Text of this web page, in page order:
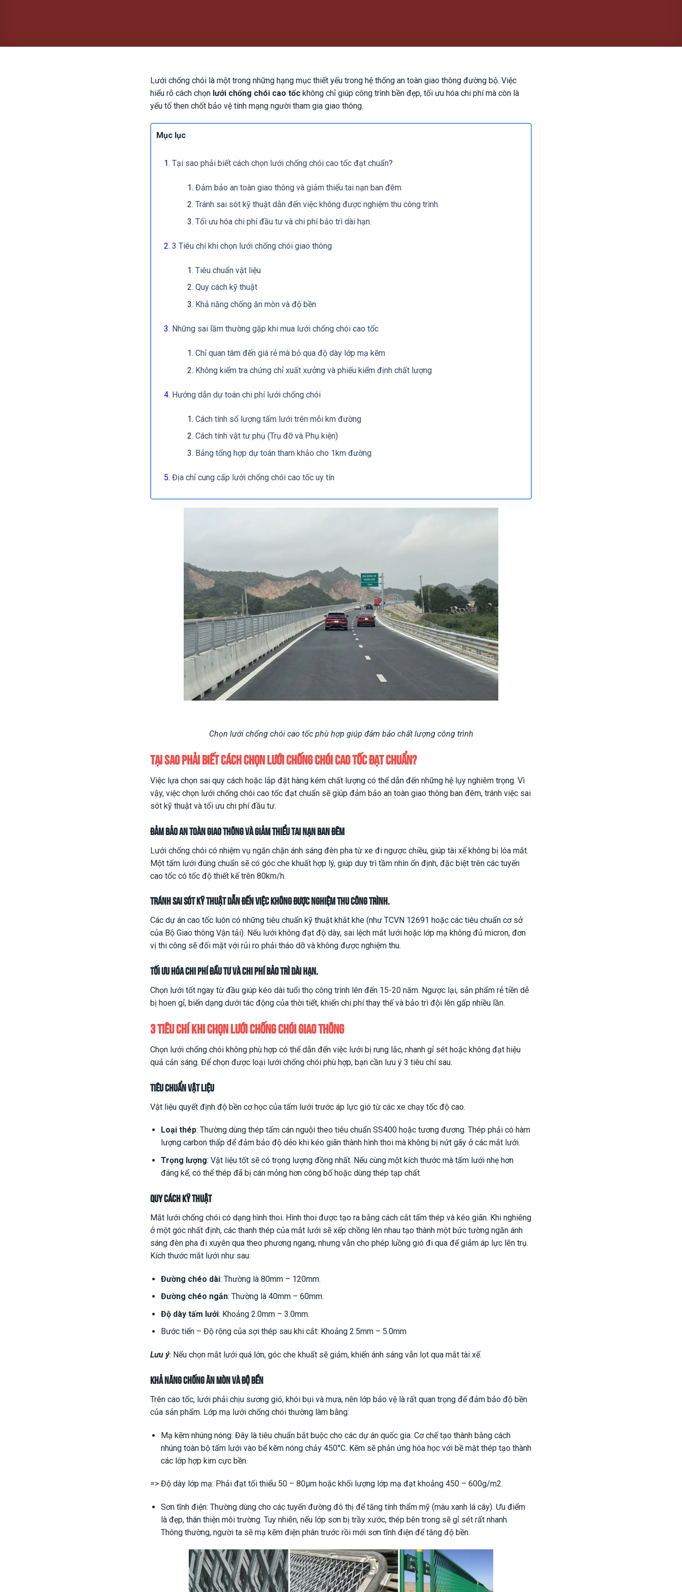
Lưới chống chói là một trong những hạng mục thiết yếu trong hệ thống an toàn giao thông đường bộ. Việc
hiểu rõ cách chọn lưới chống chói cao tốc không chỉ giúp công trình bền đẹp, tối ưu hóa chi phí mà còn là
yếu tố then chốt bảo vệ tính mạng người tham gia giao thông.
Mục lục
Tại sao phải biết cách chọn lưới chống chói cao tốc đạt chuẩn?
Đảm bảo an toàn giao thông và giảm thiểu tai nạn ban đêm
Tránh sai sót kỹ thuật dẫn đến việc không được nghiệm thu công trình.
Tối ưu hóa chi phí đầu tư và chi phí bảo trì dài hạn.
3 Tiêu chí khi chọn lưới chống chói giao thông
Tiêu chuẩn vật liệu
Quy cách kỹ thuật
Khả năng chống ăn mòn và độ bền
Những sai lầm thường gặp khi mua lưới chống chói cao tốc
Chỉ quan tâm đến giá rẻ mà bỏ qua độ dày lớp mạ kẽm
Không kiểm tra chứng chỉ xuất xưởng và phiếu kiểm định chất lượng
Hướng dẫn dự toán chi phí lưới chống chói
Cách tính số lượng tấm lưới trên mỗi km đường
Cách tính vật tư phụ (Trụ đỡ và Phụ kiện)
Bảng tổng hợp dự toán tham khảo cho 1km đường
Địa chỉ cung cấp lưới chống chói cao tốc uy tín
Chọn lưới chống chói cao tốc phù hợp giúp đảm bảo chất lượng công trình
Tại sao phải biết cách chọn lưới chống chói cao tốc đạt chuẩn?
Việc lựa chọn sai quy cách hoặc lắp đặt hàng kém chất lượng có thể dẫn đến những hệ lụy nghiêm trọng. Vì
vậy, việc chọn lưới chống chói cao tốc đạt chuẩn sẽ giúp đảm bảo an toàn giao thông ban đêm, tránh việc sai
sót kỹ thuật và tối ưu chi phí đầu tư.
Đảm bảo an toàn giao thông và giảm thiểu tai nạn ban đêm
Lưới chống chói có nhiệm vụ ngăn chặn ánh sáng đèn pha từ xe đi ngược chiều, giúp tài xế không bị lóa mắt.
Một tấm lưới đúng chuẩn sẽ có góc che khuất hợp lý, giúp duy trì tầm nhìn ổn định, đặc biệt trên các tuyến
cao tốc có tốc độ thiết kế trên 80km/h.
Tránh sai sót kỹ thuật dẫn đến việc không được nghiệm thu công trình.
Các dự án cao tốc luôn có những tiêu chuẩn kỹ thuật khắt khe (như TCVN 12691 hoặc các tiêu chuẩn cơ sở
của Bộ Giao thông Vận tải). Nếu lưới không đạt độ dày, sai lệch mắt lưới hoặc lớp mạ không đủ micron, đơn
vị thi công sẽ đối mặt với rủi ro phải tháo dỡ và không được nghiệm thu.
Tối ưu hóa chi phí đầu tư và chi phí bảo trì dài hạn.
Chọn lưới tốt ngay từ đầu giúp kéo dài tuổi thọ công trình lên đến 15-20 năm. Ngược lại, sản phẩm rẻ tiền dễ
bị hoen gỉ, biến dạng dưới tác động của thời tiết, khiến chi phí thay thế và bảo trì đội lên gấp nhiều lần.
3 Tiêu chí khi chọn lưới chống chói giao thông
Chọn lưới chống chói không phù hợp có thể dẫn đến việc lưới bị rung lắc, nhanh gỉ sét hoặc không đạt hiệu
quả cản sáng. Để chọn được loại lưới chống chói phù hợp, bạn cần lưu ý 3 tiêu chí sau.
Tiêu chuẩn vật liệu
Vật liệu quyết định độ bền cơ học của tấm lưới trước áp lực gió từ các xe chạy tốc độ cao.
Loại thép: Thường dùng thép tấm cán nguội theo tiêu chuẩn SS400 hoặc tương đương. Thép phải có hàm
lượng carbon thấp để đảm bảo độ dẻo khi kéo giãn thành hình thoi mà không bị nứt gãy ở các mắt lưới.
Trọng lượng: Vật liệu tốt sẽ có trọng lượng đồng nhất. Nếu cùng một kích thước mà tấm lưới nhẹ hơn
đáng kể, có thể thép đã bị cán mỏng hơn công bố hoặc dùng thép tạp chất.
Quy cách kỹ thuật
Mắt lưới chống chói có dạng hình thoi. Hình thoi được tạo ra bằng cách cắt tấm thép và kéo giãn. Khi nghiêng
ở một góc nhất định, các thanh thép của mắt lưới sẽ xếp chồng lên nhau tạo thành một bức tường ngăn ánh
sáng đèn pha đi xuyên qua theo phương ngang, nhưng vẫn cho phép luồng gió đi qua để giảm áp lực lên trụ.
Kích thước mắt lưới như sau:
Đường chéo dài: Thường là 80mm – 120mm.
Đường chéo ngắn: Thường là 40mm – 60mm.
Độ dày tấm lưới: Khoảng 2.0mm – 3.0mm.
Bước tiến – Độ rộng của sợi thép sau khi cắt: Khoảng 2.5mm – 5.0mm
Lưu ý: Nếu chọn mắt lưới quá lớn, góc che khuất sẽ giảm, khiến ánh sáng vẫn lọt qua mắt tài xế.
Khả năng chống ăn mòn và độ bền
Trên cao tốc, lưới phải chịu sương gió, khói bụi và mưa, nên lớp bảo vệ là rất quan trọng để đảm bảo độ bền
của sản phẩm. Lớp mạ lưới chống chói thường làm bằng:
Mạ kẽm nhúng nóng: Đây là tiêu chuẩn bắt buộc cho các dự án quốc gia. Cơ chế tạo thành bằng cách
nhúng toàn bộ tấm lưới vào bể kẽm nóng chảy 450°C. Kẽm sẽ phản ứng hóa học với bề mặt thép tạo thành
các lớp hợp kim cực bền.
=> Độ dày lớp mạ: Phải đạt tối thiểu 50 – 80μm hoặc khối lượng lớp mạ đạt khoảng 450 – 600g/m2.
Sơn tĩnh điện: Thường dùng cho các tuyến đường đô thị để tăng tính thẩm mỹ (màu xanh lá cây). Ưu điểm
là đẹp, thân thiện môi trường. Tuy nhiên, nếu lớp sơn bị trầy xước, thép bên trong sẽ gỉ sét rất nhanh.
Thông thường, người ta sẽ mạ kẽm điện phân trước rồi mới sơn tĩnh điện để tăng độ bền.